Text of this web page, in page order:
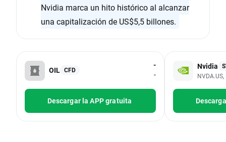
Nvidia marca un hito histórico al alcanzar
una capitalización de US$5,5 billones.
OIL CFD
-
-
Descargar la APP gratuita
Nvidia